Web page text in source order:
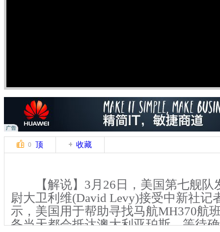
0 顶 收藏
【解说】3月26日，美国第七舰队
尉大卫利维(David Levy)接受中新社记
示，美国用于帮助寻找马航MH370航
备当天都会抵达澳大利亚珀斯，等待